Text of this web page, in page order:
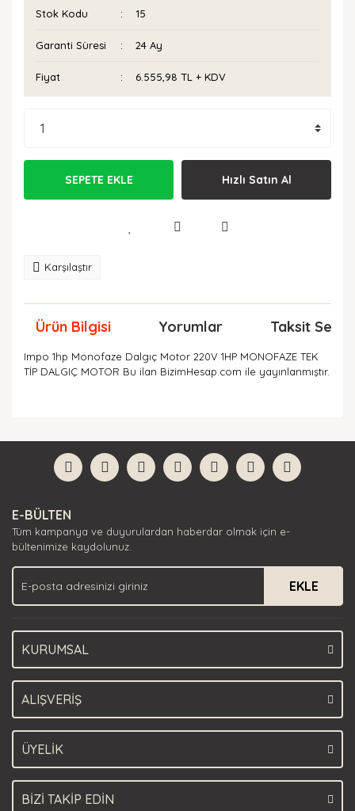
Stok Kodu 15
Garanti Süresi 24 Ay
Fiyat 6.555,98 TL + KDV
SEPETE EKLE Hızlı Satın Al
Karşılaştır
Ürün Bilgisi Yorumlar Taksit
Impo 1hp Monofaze Dalgıç Motor 220V 1HP MONOFAZE TEK
TİP DALGIÇ MOTOR Bu ilan BizimHesap.com ile yayınlanmıştır.
Yorum Yaz
formunu kullanarak tarafımıza iletebilirsiniz.
Görüş ve önerileriniz için teşekkür ederiz.
Ürün açıklamasında eksik bilgiler bulunuyor.
Ürün bilgilerinde hatalar bulunuyor.
Ürün fiyatı diğer sitelerden daha pahalı.
Bu ürüne benzer farklı alternatifler olmalı.
E-BÜLTEN
Tüm kampanya ve duyurulardan haberdar olmak için e-
bültenimize kaydolunuz.
EKLE
KURUMSAL
ALIŞVERİŞ
ÜYELİK
BİZİ TAKİP EDİN